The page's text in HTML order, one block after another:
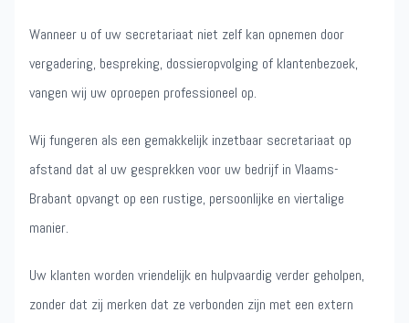
Wanneer u of uw secretariaat niet zelf kan opnemen door
vergadering, bespreking, dossieropvolging of klantenbezoek,
vangen wij uw oproepen professioneel op.
Wij fungeren als een gemakkelijk inzetbaar secretariaat op
afstand dat al uw gesprekken voor uw bedrijf in Vlaams-
Brabant opvangt op een rustige, persoonlijke en viertalige
manier.
Uw klanten worden vriendelijk en hulpvaardig verder geholpen,
zonder dat zij merken dat ze verbonden zijn met een extern